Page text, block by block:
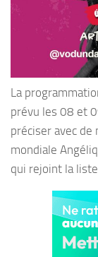
La
prévu les 08 et
préciser avec de
mondiale
qui rejoint la